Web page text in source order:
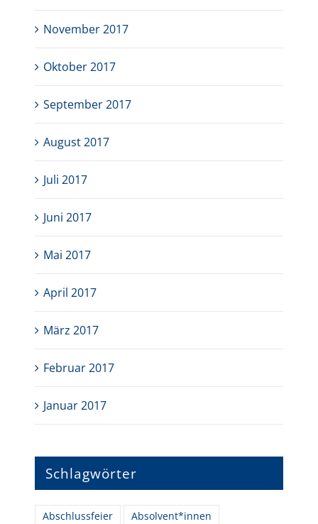
November 2017
Oktober 2017
September 2017
August 2017
Juli 2017
Juni 2017
Mai 2017
April 2017
März 2017
Februar 2017
Januar 2017
Schlagwörter
Abschlussfeier
Absolvent*innen